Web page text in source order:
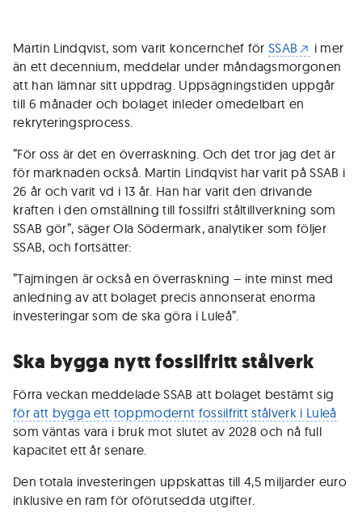
Martin Lindqvist, som varit koncernchef förSSAB
i mer
än ett decennium, meddelar under måndagsmorgonen
att han lämnar sitt uppdrag. Uppsägningstiden uppgår
till 6 månader och bolaget inleder omedelbart en
rekryteringsprocess.
”För oss är det en överraskning. Och det tror jag det är
för marknaden också. Martin Lindqvist har varit på SSAB i
26 år och varit vd i 13 år. Han har varit den drivande
kraften i den omställning till fossilfri ståltillverkning som
SSAB gör”, säger Ola Södermark, analytiker som följer
SSAB, och fortsätter:
”Tajmingen är också en överraskning – inte minst med
anledning av att bolaget precis annonserat enorma
investeringar som de ska göra i Luleå”.
Ska bygga nytt fossilfritt stålverk
Förra veckan meddelade SSAB att bolaget bestämt sig
för att bygga ett toppmodernt fossilfritt stålverk i Luleå
som väntas vara i bruk mot slutet av 2028 och nå full
kapacitet ett år senare.
Den totala investeringen uppskattas till 4,5 miljarder euro
inklusive en ram för oförutsedda utgifter.